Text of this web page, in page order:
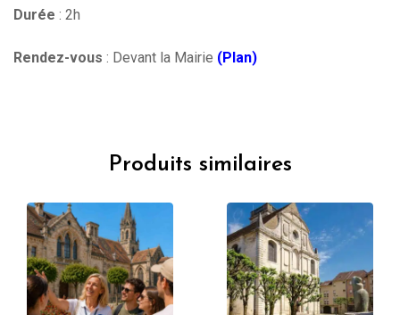
Durée : 2h
Rendez-vous : Devant la Mairie (Plan)
Produits similaires